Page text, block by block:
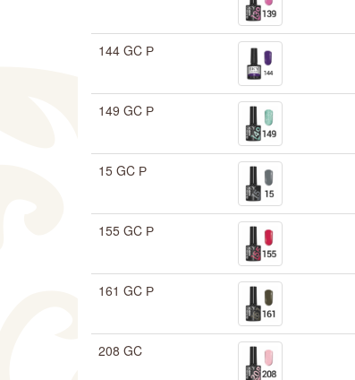
144 GC Р
149 GC Р
15 GC Р
155 GC Р
161 GC Р
208 GC